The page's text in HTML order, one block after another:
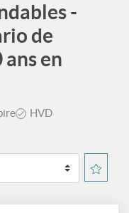
-
de
en
HVD